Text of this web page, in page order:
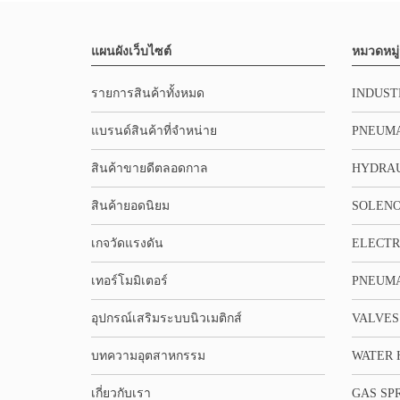
แผนผังเว็บไซต์
รายการสินค้าทั้งหมด
แบรนด์สินค้าที่จำหน่าย
สินค้าขายดีตลอดกาล
สินค้ายอดนิยม
เกจวัดแรงดัน
เทอร์โมมิเตอร์
อุปกรณ์เสริมระบบนิวเมติกส์
บทความอุตสาหกรรม
เกี่ยวกับเรา
หมวดห
WATER
GAS